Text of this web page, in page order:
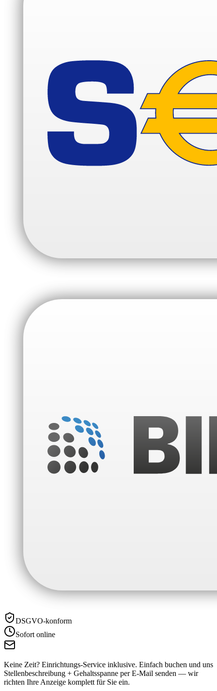
DSGVO-konform
Sofort online
Keine Zeit? Einrichtungs-Service inklusive. Einfach buchen und uns
Stellenbeschreibung + Gehaltsspanne per E-Mail senden — wir
richten Ihre Anzeige komplett für Sie ein.